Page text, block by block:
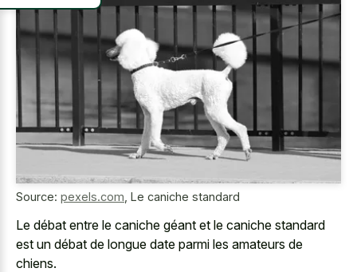
Source: pexels.com Le caniche standard
Le débat entre le caniche géant et le caniche standard
est un débat de longue date parmi les amateurs de
chiens.